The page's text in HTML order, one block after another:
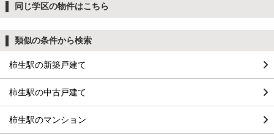
同じ学区の物件はこちら
類似の条件から検索
柿生駅の新築戸建て
柿生駅の中古戸建て
柿生駅のマンション